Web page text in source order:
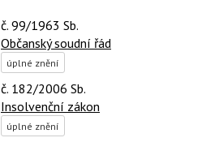
č. 99/1963 Sb.
Občanský soudní řád
úplné znění
č. 182/2006 Sb.
Insolvenční zákon
úplné znění